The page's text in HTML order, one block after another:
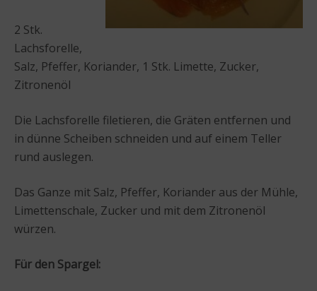
2 Stk.
Lachsforelle,
Salz, Pfeffer, Koriander, 1 Stk. Limette, Zucker,
Zitronenöl
Die Lachsforelle filetieren, die Gräten entfernen und
in dünne Scheiben schneiden und auf einem Teller
rund auslegen.
Das Ganze mit Salz, Pfeffer, Koriander aus der Mühle,
Limettenschale, Zucker und mit dem Zitronenöl
würzen.
Für den Spargel: